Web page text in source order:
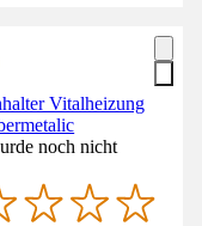
Vitalheizung
noch nicht